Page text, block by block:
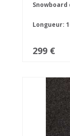
Snowboard
Longueur:
299 €